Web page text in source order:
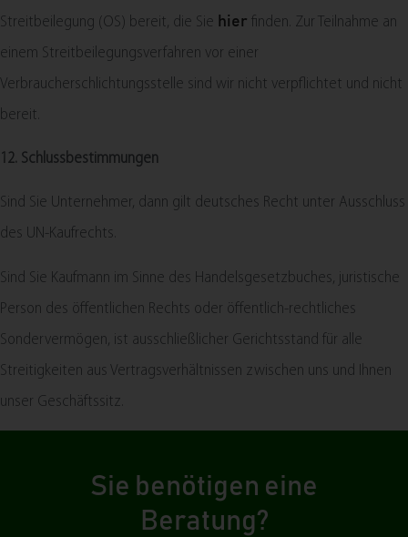
Streitbeilegung (OS) bereit, die Sie hier finden. Zur Teilnahme an
einem Streitbeilegungsverfahren vor einer
Verbraucherschlichtungsstelle sind wir nicht verpflichtet und nicht
bereit.
12. Schlussbestimmungen​​​​​​​
Sind Sie Unternehmer, dann gilt deutsches Recht unter Ausschluss
des UN-Kaufrechts.
Sind Sie Kaufmann im Sinne des Handelsgesetzbuches, juristische
Person des öffentlichen Rechts oder öffentlich-rechtliches
Sondervermögen, ist ausschließlicher Gerichtsstand für alle
Streitigkeiten aus Vertragsverhältnissen zwischen uns und Ihnen
unser Geschäftssitz.
Sie benötigen eine
Beratung?